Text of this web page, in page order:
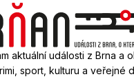
aktuální události z Brna a
sport, kulturu a veřejné